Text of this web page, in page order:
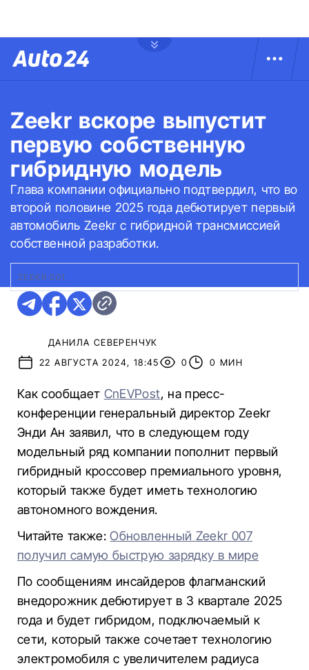
Zeekr вскоре выпустит
первую собственную
гибридную модель
Глава компании официально подтвердил, что во
второй половине 2025 года дебютирует первый
автомобиль Zeekr с гибридной трансмиссией
собственной разработки.
ZEEKR 001
ДАНИЛА СЕВЕРЕНЧУК
22 АВГУСТА 2024, 18:45
0 0 МИН
Как сообщает CnEVPost, на пресс-
конференции генеральный директор Zeekr
Энди Ан заявил, что в следующем году
модельный ряд компании пополнит первый
гибридный кроссовер премиального уровня,
который также будет иметь технологию
автономного вождения.
Читайте также:Обновленный Zeekr 007
получил самую быструю зарядку в мире
По сообщениям инсайдеров флагманский
внедорожник дебютирует в 3 квартале 2025
года и будет гибридом, подключаемый к
сети, который также сочетает технологию
электромобиля с увеличителем радиуса